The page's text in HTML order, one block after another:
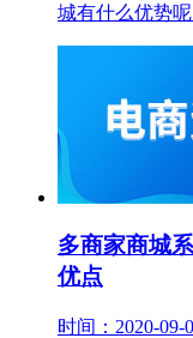
城有什么优势呢
多商家商城
优点
时间：2020-